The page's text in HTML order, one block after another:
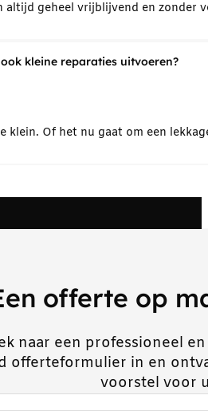
altijd geheel vrijblijvend en
kleine reparaties uitvoeren?
klein. Of het nu gaat om een
offerte op
naar een professioneel
offerteformulier in en
voorstel voor